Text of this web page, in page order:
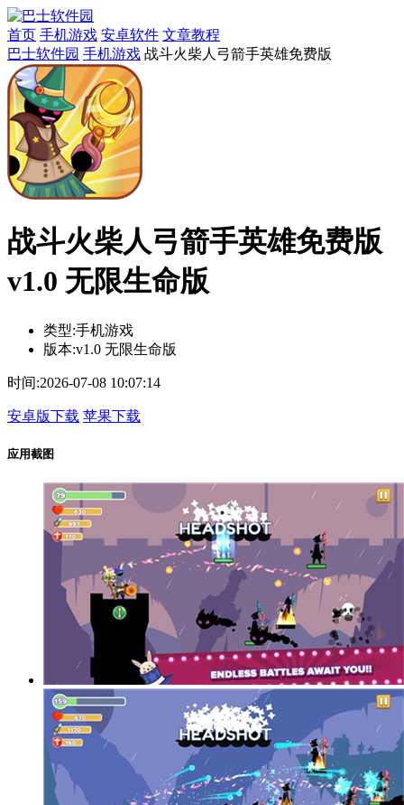
首页 手机游戏 安卓软件 文章教程
巴士软件园 手机游戏 战斗火柴人弓箭手英雄免费版
战斗火柴人弓箭手英雄免费版
v1.0 无限生命版
类型:手机游戏
版本:v1.0 无限生命版
时间:2026-07-08 10:07:14
安卓版下载 苹果下载
应用截图